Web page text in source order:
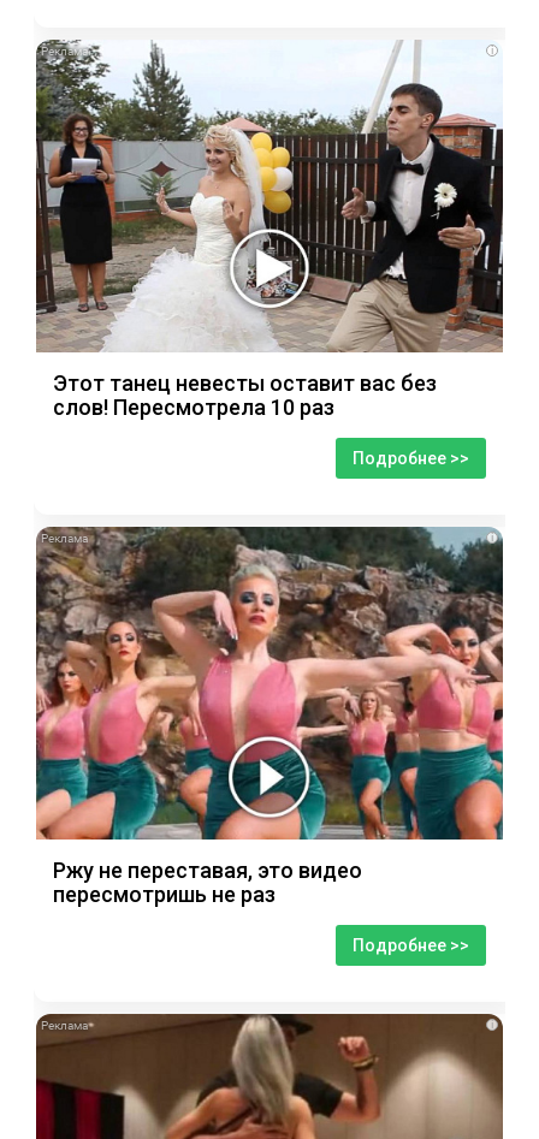
i
Этот танец невесты оставит вас без
слов! Пересмотрела 10 раз
Подробнее >>
i
Ржу не переставая, это видео
пересмотришь не раз
Подробнее >>
i